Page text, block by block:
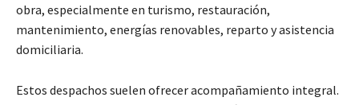
obra, especialmente en turismo, restauración,
mantenimiento, energías renovables, reparto y asistencia
domiciliaria.
Estos despachos suelen ofrecer acompañamiento integral.